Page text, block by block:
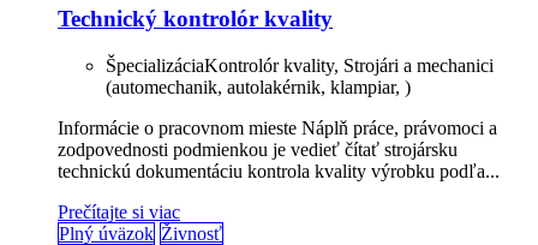
Technický kontrolór kvality
ŠpecializáciaKontrolór kvality, Strojári a mechanici
(automechanik, autolakérnik, klampiar, )
Informácie o pracovnom mieste Náplň práce, právomoci a
zodpovednosti podmienkou je vedieť čítať strojársku
technickú dokumentáciu kontrola kvality výrobku podľa...
Prečítajte si viac
Plný úväzok Živnosť